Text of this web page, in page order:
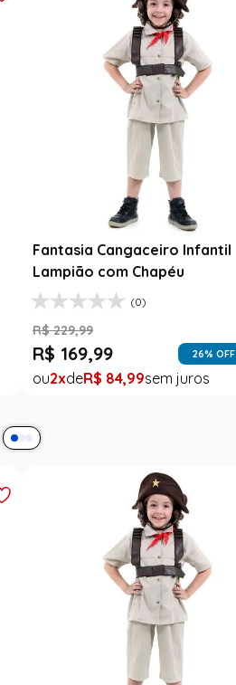
Fantasia Cangaceiro Infantil
Lampião com Chapéu
(0)
R$ 229,99
R$ 169,99 26% OFF
2 R$ 84,99